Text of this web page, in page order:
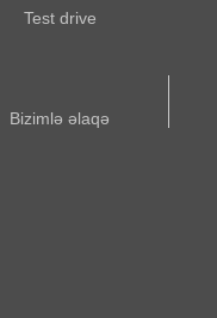
Test drive
Bizimlə əlaqə